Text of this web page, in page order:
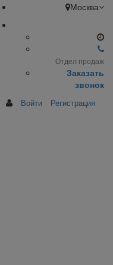
Москва
Отдел продаж
Заказать
звонок
Войти Регистрация